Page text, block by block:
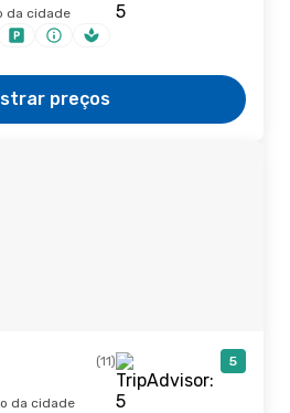
da cidade
preços
(11) 5
da cidade